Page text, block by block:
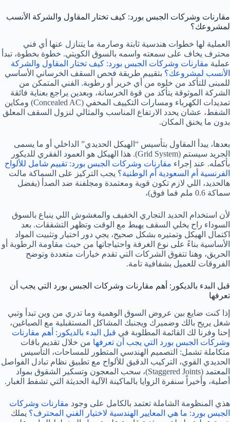
مقارنات وشركات الجبس بورد: كيف تختار المقاول والشركة الأنسب
لمشروعك؟
العملية لها خطوات هندسية ثابتة وصارمة ما يتنازل عنها أي فني
محترف يخاف على سمعته واسمه بالسوق الكويتي. خطوة بخطوة، تبدأ
عملية مقارنات وشركات الجبس بورد: كيف تختار المقاول والشركة
الأنسب لمشروعك؟ بتقييم طريقة فحص السقف الخرساني الأساسي
للمبنى للتأكد من خلوه من أي خرير أو رطوبة. الفني المتمكن من
الشركة الموثوقة يتأكد من قوة الخرسانة، وبعدين يراجع بعناية فائقة
تمديدات الكهرباء ومسارات التكييف المخفي (Concealed AC) ومكاين
الشفط، عشان يحدد الارتفاع المناسب والمثالي لنزول السقف المعلق
بدون ما يخنق المكان.
بعدها، يبدأ المقاول بتأسيس “الهيكل الحديدي” الداخلي أو ما يسمى
الجريد سيستم (Grid System). هذا الهيكل هو العمود الفقري للديكور
بأكمله. عند إجراء مقارنات وشركات الجبس بورد: تقييم شامل للألواح
الفرنسية أم السعودية أم الوطنية؟ يجب التركيز على السماكة مالت
هالحديد، اللي لازم تكون قوية ومعتمدة ومجلفنة ضد الصدأ (يفضل
سماكة 0.6 ملم فما فوق)،
لأن استخدام الحديد التجاري الخفيف والمغشوش اللي ينباع بالسوق
السوداء راح يخلي السقف يهبط مع الوقت وتظهر التشققات. بعد
اكتمال الهيكل وتمتيره بشكل صحيح، يجي دور اختيار وتثبيت المواد
الأساسية بناءً على نوع الغرفة واحتياجاتها من حيث مقاومة الرطوبة أو
الحريق، وهنا تتفوق الشركات التي تقدم خيارات متعددة وتوضح
الفروقات للعميل بشفافية تامة.
قبل البدء بالديكور: أهم مقارنات وشركات الجبس بورد التي يجب أن
تعرفها
إذا كنت ضايع بين عروض السوق الوهمية وما تدري من وين تبدأ وتبي
شغل يريح بالك وضميرك ويجنبك المشاكل المستقبلية مع الصباغين،
إحنا وفرنا لك القائمة المطلوبة في قبل البدء بالديكور: أهم مقارنات
وشركات الجبس بورد التي يجب أن تعرفها من خلال تقديم باقات
متكاملة تشمل: التصميم الهندسي المتطور للمساحات، التأسيس
الحديدي القوي، التركيب الدقيق للألواح مع تطبيق نظام تبادل الفواصل
المعتمد (Staggered Joints)، سحب المعجون وتسكير الشقوق بمواد
أصلية، وأخيراً سنفرة الزوايا بالماكينة الآلية الحديثة التي تشفط الغبار.
هذي المنظومة الشاملة تعتمد بالكامل على وجود مقارنات وشركات
الجبس بورد: ما هي المعايير الهندسية لاختيار الفني المحترف؟ يملك